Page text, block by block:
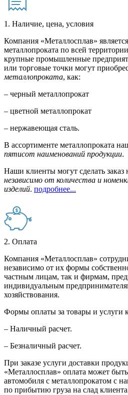
1. Наличие, цена, условия
Компания «Металлосплав»
металлопроката по всей
крупные промышленные
или торговые точки могут
металлопроката, как:
– черный металлопрокат
– цветной металлопрокат
– нержавеющая сталь.
В ассортименте металлопроката
пятисот наименований продукции.
Наши клиенты могут сделать заказ
независимо от количества и
изделий. подробнее...
2. Оплата
Компания «Металлосплав»
независимо от их формы
частным лицам, так и фирмам,
индивидуальным
хозяйствования.
Формы оплаты за товары и услуги
– Наличный расчет.
– Безналичный расчет.
При заказе услуги доставки
«Металлосплав» оплата может
автомобиля с металлопрокатом с
по прибытию груза на слад